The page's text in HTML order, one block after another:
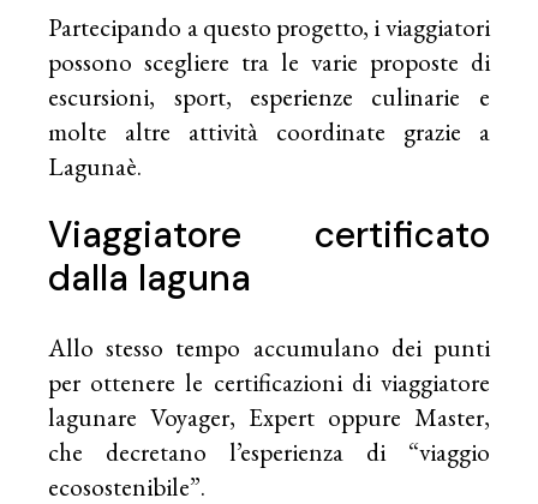
Partecipando a questo progetto, i viaggiatori
possono scegliere tra le varie proposte di
escursioni, sport, esperienze culinarie e
molte altre attività coordinate grazie a
Lagunaè.
Viaggiatore certificato
dalla laguna
Allo stesso tempo accumulano dei punti
per ottenere le certificazioni di viaggiatore
lagunare Voyager, Expert oppure Master,
che decretano l’esperienza di “viaggio
ecosostenibile”.